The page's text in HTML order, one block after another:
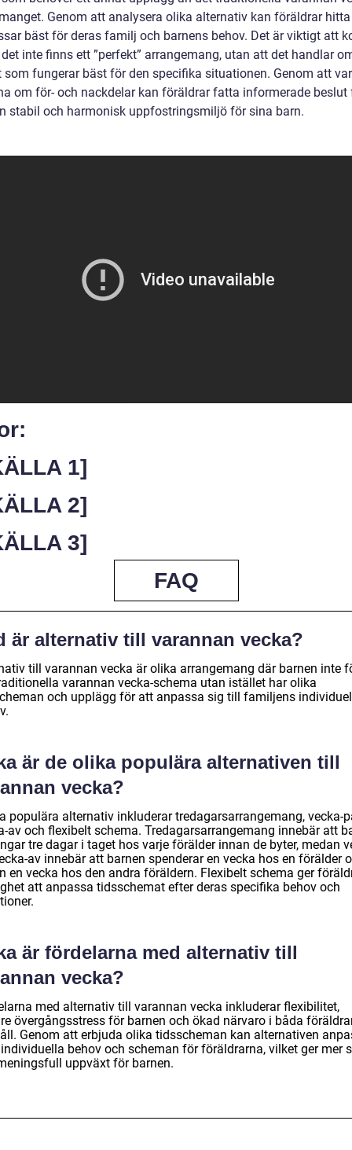
Genom att analysera olika alternativ kan föräldrar
bäst för deras familj och barnens behov. Det är viktigt att
inte finns ett ”perfekt” arrangemang, utan att det handlar
som fungerar bäst för den specifika situationen. Genom att
om för- och nackdelar kan föräldrar fatta informerade beslut
stabil och harmonisk uppfostringsmiljö för sina barn.
1]
2]
3]
FAQ
är alternativ till varannan vecka?
till varannan vecka är olika arrangemang där barnen inte
varannan vecka-schema utan istället har olika
och upplägg för att anpassa sig till familjens
är de olika populära alternativen till
vecka?
populära alternativ inkluderar tredagarsarrangemang, vecka-
av och flexibelt schema. Tredagarsarrangemang innebär att
tre dagar i taget hos varje förälder innan de byter, medan
av innebär att barnen spenderar en vecka hos en förälder
en vecka hos den andra föräldern. Flexibelt schema ger
att anpassa tidsschemat efter deras specifika behov och
är fördelarna med alternativ till
vecka?
med alternativ till varannan vecka inkluderar flexibilitet,
övergångsstress för barnen och ökad närvaro i båda
Genom att erbjuda olika tidsscheman kan alternativen
behov och scheman för föräldrarna, vilket ger mer
uppväxt för barnen.